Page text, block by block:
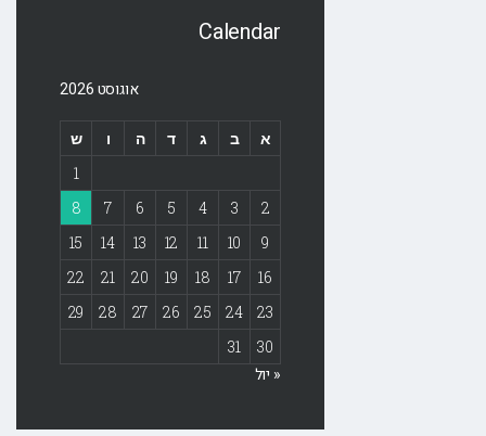
Calendar
אוגוסט 2026
א ב ג ד ה ו
ש
1
2
3
4
5
6
7
8
9
10
11
12
13
14
15
16
17
18
19
20
21
22
23
24
25
26
27
28
29
30
31
« יול